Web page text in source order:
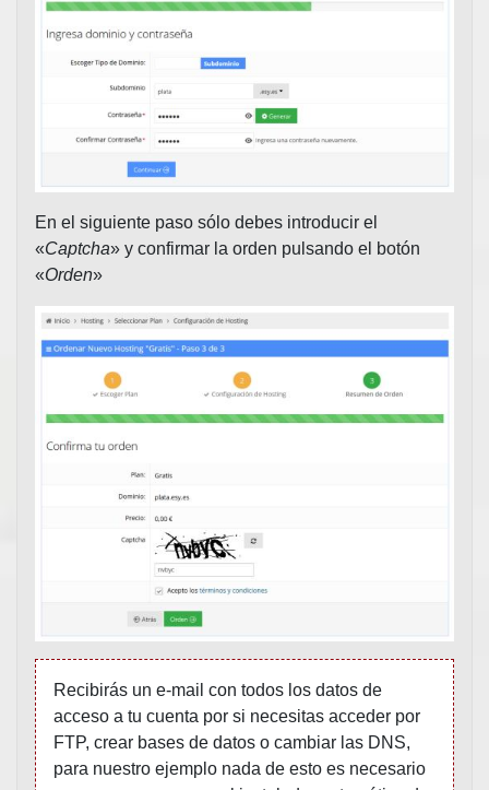
En el siguiente paso sólo debes introducir el
«Captcha» y confirmar la orden pulsando el botón
«Orden»
Recibirás un e-mail con todos los datos de
acceso a tu cuenta por si necesitas acceder por
FTP, crear bases de datos o cambiar las DNS,
para nuestro ejemplo nada de esto es necesario